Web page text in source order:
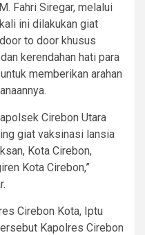
Fahri Siregar, melalui
ini dilakukan giat
to door khusus
kerendahan hati para
memberikan arahan
Cirebon Utara
giat vaksinasi lansia
Kota Cirebon,
Kota Cirebon,”
Cirebon Kota, Iptu
Kapolres Cirebon